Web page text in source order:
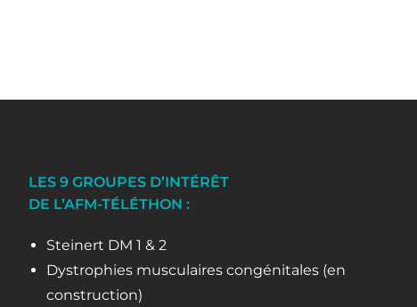
LES 9 GROUPES D’INTÉRÊT
DE L’AFM-TÉLÉTHON :
Steinert DM 1 & 2
Dystrophies musculaires congénitales (en
construction)